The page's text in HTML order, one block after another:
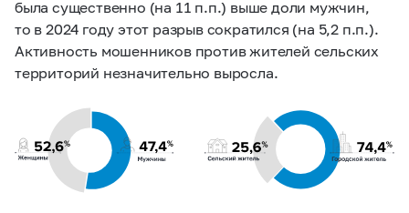
была существенно (на 11 п.п.) выше доли мужчин,
то в 2024 году этот разрыв сократился (на 5,2 п.п.).
Активность мошенников против жителей сельских
территорий незначительно выросла.